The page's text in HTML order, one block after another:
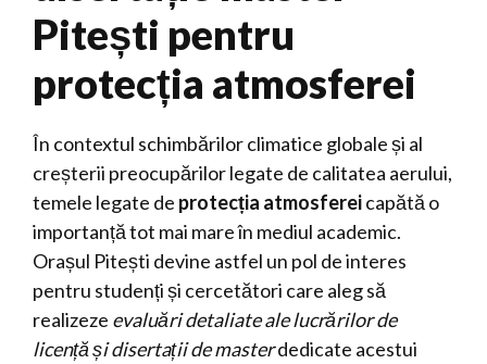
Pitești pentru
protecția atmosferei
În contextul schimbărilor climatice globale și al
creșterii preocupărilor legate de calitatea aerului,
temele legate de protecția atmosfereicapătă o
importanță tot mai mare în mediul academic.
Orașul Pitești devine astfel un pol de interes
pentru studenți și cercetători care aleg să
realizeze evaluări detaliate ale lucrărilor de
licență și disertații de masterdedicate acestui